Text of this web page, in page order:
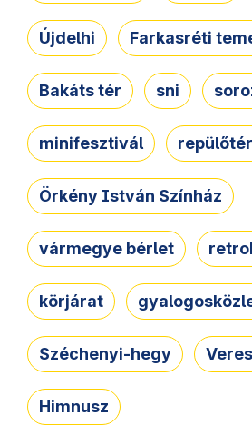
Újdelhi Farkasréti
Bakáts tér sni
minifesztivál
Örkény István Színház
vármegye bérlet
körjárat
Széchenyi-hegy
Himnusz